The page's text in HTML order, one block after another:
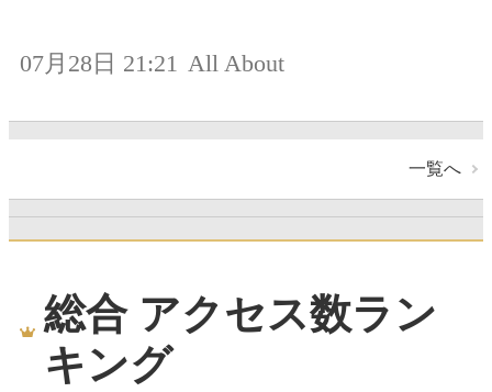
07月28日 21:21 All About
一覧へ
総合 アクセス数ラン
キング